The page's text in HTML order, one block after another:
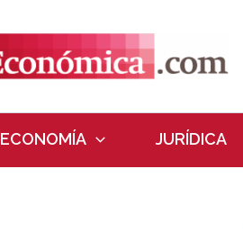
ECONOMÍA JURÍDICA